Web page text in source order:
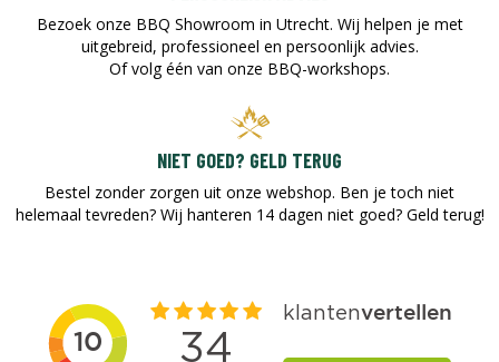
Bezoek onze BBQ Showroom in Utrecht. Wij helpen je met
uitgebreid, professioneel en persoonlijk advies.
Of volg één van onze BBQ-workshops.
NIET GOED? GELD TERUG
Bestel zonder zorgen uit onze webshop. Ben je toch niet
helemaal tevreden? Wij hanteren 14 dagen niet goed? Geld terug!​